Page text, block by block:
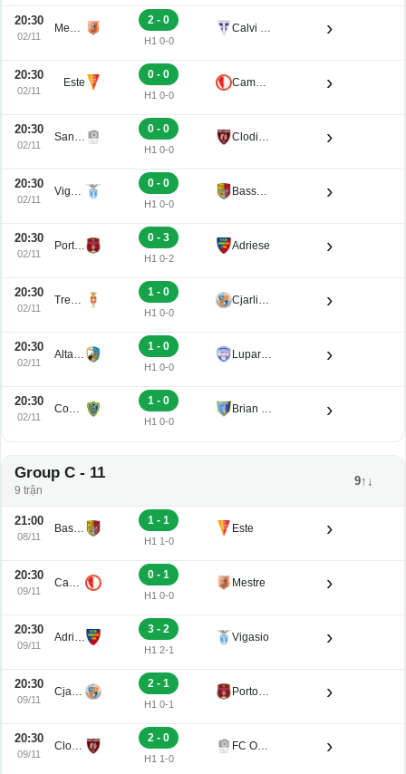
20:30
02/11
Mestre
2 - 0
H1 0-0
Calvi Noale ›
20:30
02/11
Este
0 - 0
H1 0-0
Campodarsego ›
20:30
02/11
San Luigi
0 - 0
H1 0-0
Clodiense ›
20:30
02/11
Vigasio
0 - 0
H1 0-0
Bassano Virtus ›
20:30
02/11
Portogruaro
0 - 3
H1 0-2
Adriese ›
20:30
02/11
Treviso
1 - 0
H1 0-0
Cjarlins Muzane ›
20:30
02/11
Altavilla
1 - 0
H1 0-0
Luparense ›
20:30
02/11
Conegliano
1 - 0
H1 0-0
Brian Lignano ›
Group C - 11
9 trận
9↑↓
21:00
08/11
Bassano Virtus
1 - 1
H1 1-0
Este ›
20:30
09/11
Campodarsego
0 - 1
H1 0-0
Mestre ›
20:30
09/11
Adriese
3 - 2
H1 2-1
Vigasio ›
20:30
09/11
Cjarlins Muzane
2 - 1
H1 0-1
Portogruaro ›
20:30
09/11
Clodiense
2 - 0
H1 1-0
FC Obermais ›